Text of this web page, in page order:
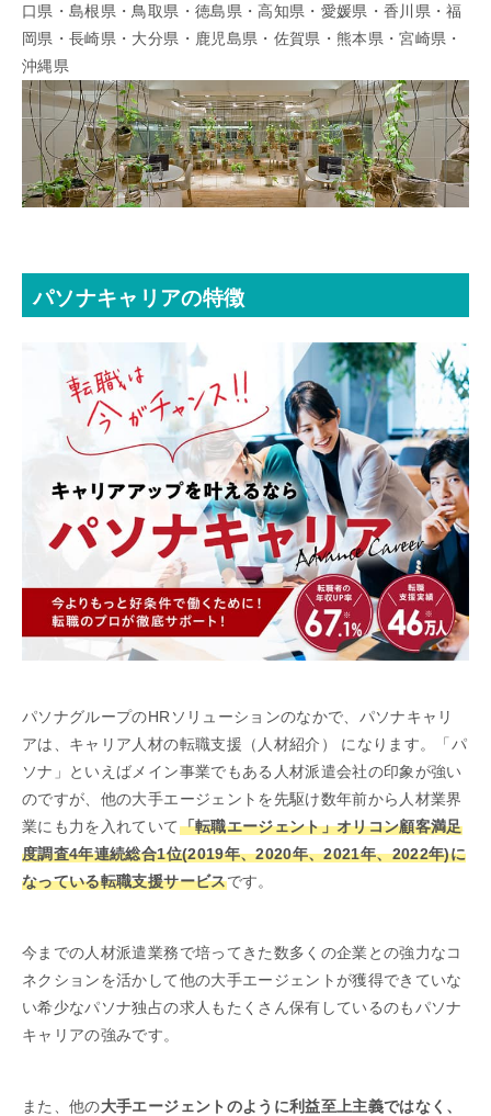
口県・島根県・鳥取県・徳島県・高知県・愛媛県・香川県・福
岡県・長崎県・大分県・鹿児島県・佐賀県・熊本県・宮崎県・
沖縄県
パソナキャリアの特徴
パソナグループのHRソリューションのなかで、パソナキャリ
アは、キャリア人材の転職支援（人材紹介） になります。「パ
ソナ」といえばメイン事業でもある人材派遣会社の印象が強い
のですが、他の大手エージェントを先駆け数年前から人材業界
業にも力を入れていて「転職エージェント」オリコン顧客満足
度調査4年連続総合1位(2019年、2020年、2021年、2022年)に
なっている転職支援サービスです。
今までの人材派遣業務で培ってきた数多くの企業との強力なコ
ネクションを活かして他の大手エージェントが獲得できていな
い希少なパソナ独占の求人もたくさん保有しているのもパソナ
キャリアの強みです。
また、他の大手エージェントのように利益至上主義ではなく、